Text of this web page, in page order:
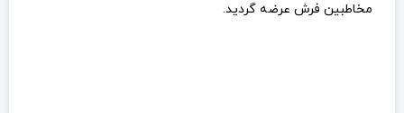
مخاطبین فرش عرضه گردید.